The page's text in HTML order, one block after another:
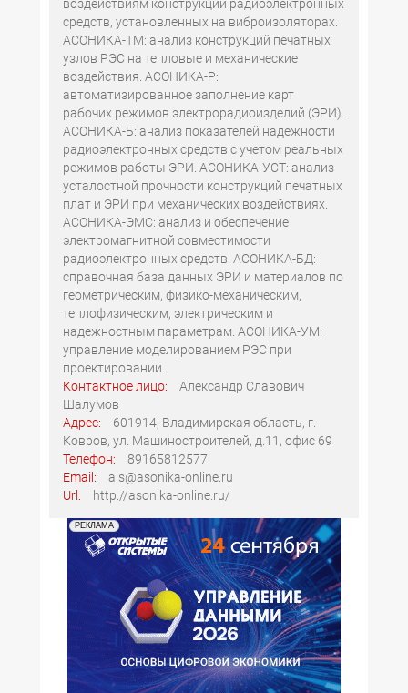
воздействиям конструкций радиоэлектронных
средств, установленных на виброизоляторах.
АСОНИКА-ТМ: анализ конструкций печатных
узлов РЭС на тепловые и механические
воздействия. АСОНИКА-Р:
автоматизированное заполнение карт
рабочих режимов электрорадиоизделий (ЭРИ).
АСОНИКА-Б: анализ показателей надежности
радиоэлектронных средств с учетом реальных
режимов работы ЭРИ. АСОНИКА-УСТ: анализ
усталостной прочности конструкций печатных
плат и ЭРИ при механических воздействиях.
АСОНИКА-ЭМС: анализ и обеспечение
электромагнитной совместимости
радиоэлектронных средств. АСОНИКА-БД:
справочная база данных ЭРИ и материалов по
геометрическим, физико-механическим,
теплофизическим, электрическим и
надежностным параметрам. АСОНИКА-УМ:
управление моделированием РЭС при
проектировании.
Контактное лицо:
Александр Славович
Шалумов
Адрес:
601914, Владимирская область, г.
Ковров, ул. Машиностроителей, д.11, офис 69
Телефон:
89165812577
Email:
als@asonika-online.ru
Url:
http://asonika-online.ru/
РЕКЛАМА